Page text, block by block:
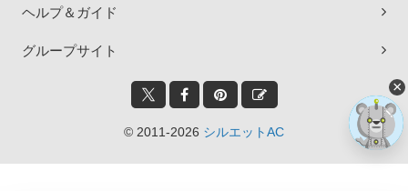
ヘルプ＆ガイド
グループサイト
© 2011-2026 シルエットAC
×